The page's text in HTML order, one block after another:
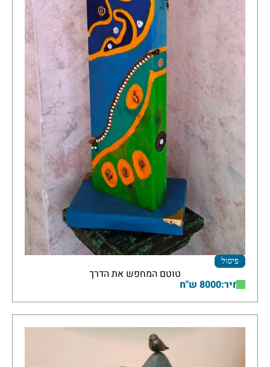
פיסול
טוטם המחפש את הדרך
מחיר:8000 ש"ח